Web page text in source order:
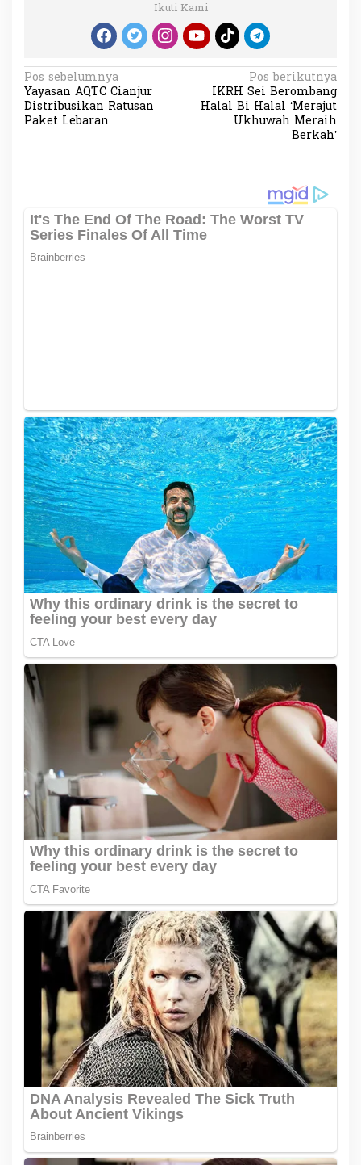
Ikuti Kami
N
a
v
s
p
Pos sebelumnya
Yayasan AQTC Cianjur
Distribusikan Ratusan
Paket Lebaran
Pos berikutnya
IKRH Sei Berombang
Halal Bi Halal ‘Merajut
Ukhuwah Meraih
Berkah’